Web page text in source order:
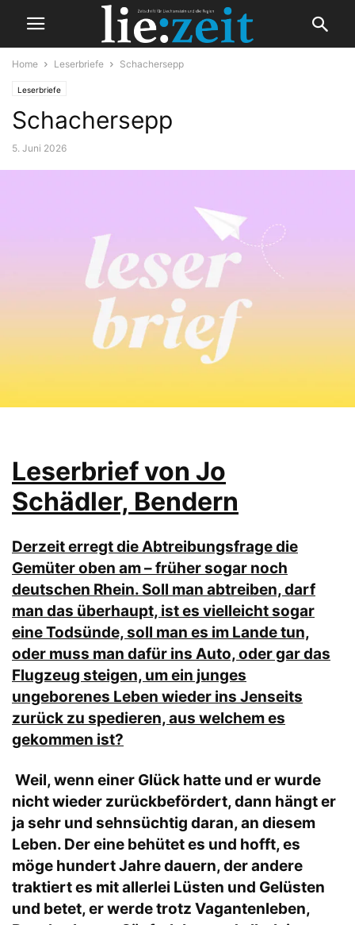
Home Leserbriefe Schachersepp
Leserbriefe
Schachersepp
5. Juni 2026
Leserbrief von Jo
Schädler, Bendern
Derzeit erregt die Abtreibungsfrage die
Gemüter oben am – früher sogar noch
deutschen Rhein. Soll man abtreiben, darf
man das überhaupt, ist es vielleicht sogar
eine Todsünde, soll man es im Lande tun,
oder muss man dafür ins Auto, oder gar das
Flugzeug steigen, um ein junges
ungeborenes Leben wieder ins Jenseits
zurück zu spedieren, aus welchem es
gekommen ist?
Weil, wenn einer Glück hatte und er wurde
nicht wieder zurückbefördert, dann hängt er
ja sehr und sehnsüchtig daran, an diesem
Leben. Der eine behütet es und hofft, es
möge hundert Jahre dauern, der andere
traktiert es mit allerlei Lüsten und Gelüsten
und betet, er werde trotz Vagantenleben,